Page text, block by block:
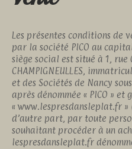
Les présentes conditions de
par la société PICO au
siège social est situé à 1,
CHAMPIGNEULLES,
et des Sociétés de Nancy
après dénommée « PICO » et
« www.lespresdansleplat.fr
d’autre part, par toute
souhaitant procéder à un
lespresdansleplat.fr